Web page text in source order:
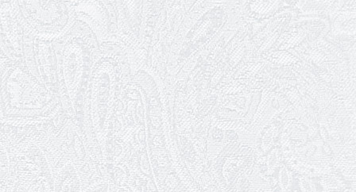
родина»!
02.04.2026
Запрошуємо на прем'єру вистави
«Божевільна родина»
01.04.2026
Трудовий ювілей Олени Корольової
27.03.2026
З Всесвітнім днем театру!